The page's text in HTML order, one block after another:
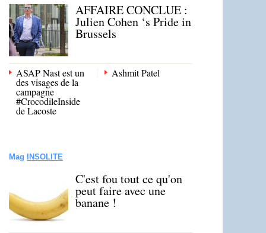
AFFAIRE CONCLUE :
Julien Cohen ‘s Pride in
Brussels
ASAP Nast est un
des visages de la
campagne
#CrocodileInside
de Lacoste
Ashmit Patel
Mag INSOLITE
C'est fou tout ce qu'on
peut faire avec une
banane !